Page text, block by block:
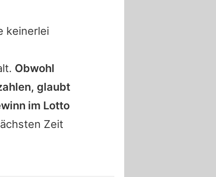
keinerlei
Obwohl
glaubt
im Lotto
Zeit